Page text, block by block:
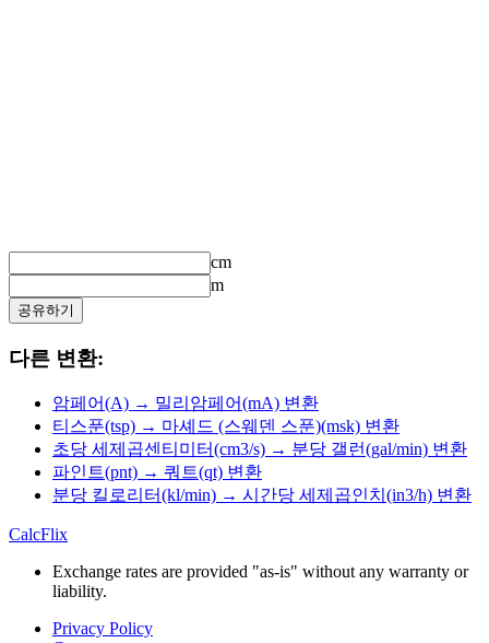
cm
m
공유하기
다른 변환:
암페어(A) → 밀리암페어(mA) 변환
티스푼(tsp) → 마셰드 (스웨덴 스푼)(msk) 변환
초당 세제곱센티미터(cm3/s) → 분당 갤런(gal/min) 변환
파인트(pnt) → 쿼트(qt) 변환
분당 킬로리터(kl/min) → 시간당 세제곱인치(in3/h) 변환
CalcFlix
Exchange rates are provided "as-is" without any warranty or
liability.
Privacy Policy